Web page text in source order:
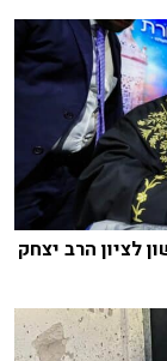
לציון הרב יצחק